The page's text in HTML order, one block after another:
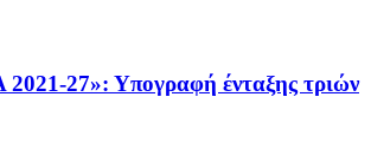
27»: Υπογραφή ένταξης τριών